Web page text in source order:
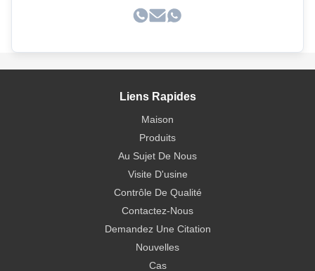
Liens Rapides
Maison
Produits
Au Sujet De Nous
Visite D'usine
Contrôle De Qualité
Contactez-Nous
Demandez Une Citation
Nouvelles
Cas